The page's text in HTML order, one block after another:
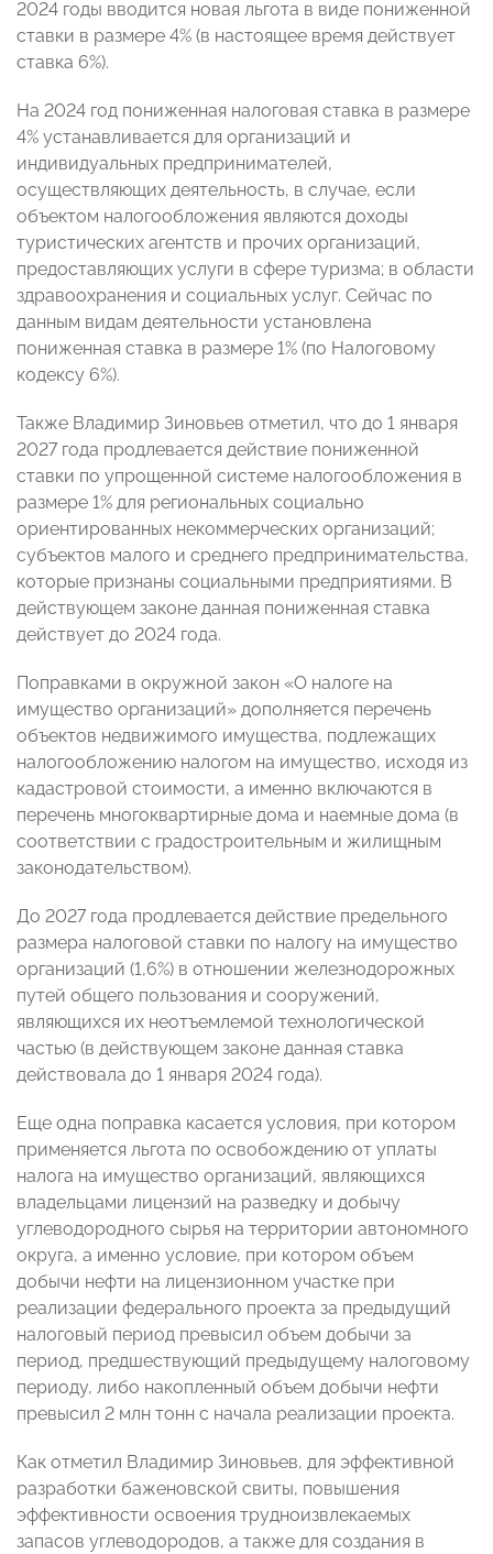
2024 годы вводится новая льгота в виде пониженной
ставки в размере 4% (в настоящее время действует
ставка 6%).
На 2024 год пониженная налоговая ставка в размере
4% устанавливается для организаций и
индивидуальных предпринимателей,
осуществляющих деятельность, в случае, если
объектом налогообложения являются доходы
туристических агентств и прочих организаций,
предоставляющих услуги в сфере туризма; в области
здравоохранения и социальных услуг. Сейчас по
данным видам деятельности установлена
пониженная ставка в размере 1% (по Налоговому
кодексу 6%).
Также Владимир Зиновьев отметил, что до 1 января
2027 года продлевается действие пониженной
ставки по упрощенной системе налогообложения в
размере 1% для региональных социально
ориентированных некоммерческих организаций;
субъектов малого и среднего предпринимательства,
которые признаны социальными предприятиями. В
действующем законе данная пониженная ставка
действует до 2024 года.
Поправками в окружной закон «О налоге на
имущество организаций» дополняется перечень
объектов недвижимого имущества, подлежащих
налогообложению налогом на имущество, исходя из
кадастровой стоимости, а именно включаются в
перечень многоквартирные дома и наемные дома (в
соответствии с градостроительным и жилищным
законодательством).
До 2027 года продлевается действие предельного
размера налоговой ставки по налогу на имущество
организаций (1,6%) в отношении железнодорожных
путей общего пользования и сооружений,
являющихся их неотъемлемой технологической
частью (в действующем законе данная ставка
действовала до 1 января 2024 года).
Еще одна поправка касается условия, при котором
применяется льгота по освобождению от уплаты
налога на имущество организаций, являющихся
владельцами лицензий на разведку и добычу
углеводородного сырья на территории автономного
округа, а именно условие, при котором объем
добычи нефти на лицензионном участке при
реализации федерального проекта за предыдущий
налоговый период превысил объем добычи за
период, предшествующий предыдущему налоговому
периоду, либо накопленный объем добычи нефти
превысил 2 млн тонн с начала реализации проекта.
Как отметил Владимир Зиновьев, для эффективной
разработки баженовской свиты, повышения
эффективности освоения трудноизвлекаемых
запасов углеводородов, а также для создания в